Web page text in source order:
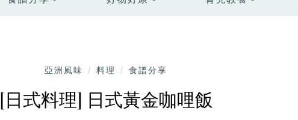
亞洲風味 / 料理 / 食譜分享
[日式料理] 日式黃金咖哩飯